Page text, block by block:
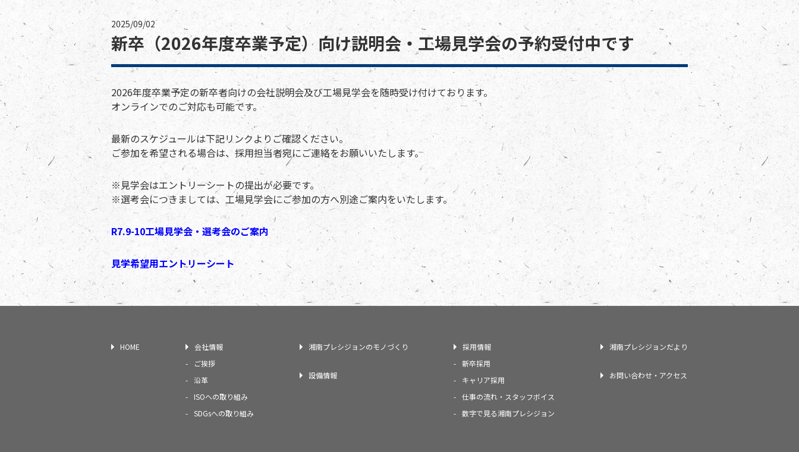
2025/09/02
新卒（2026年度卒業予定）向け説明会・工場見学会の予約受付中です
2026年度卒業予定の新卒者向けの会社説明会及び工場見学会を随時受け付けております。
オンラインでのご対応も可能です。
最新のスケジュールは下記リンクよりご確認ください。
ご参加を希望される場合は、採用担当者宛にご連絡をお願いいたします。
※見学会はエントリーシートの提出が必要です。
※選考会につきましては、工場見学会にご参加の方へ別途ご案内をいたします。
R7.9-10工場見学会・選考会のご案内
見学希望用エントリーシート
HOME
会社情報
ご挨拶
沿革
ISOへの取り組み
SDGsへの取り組み
湘南プレシジョンのモノづくり
設備情報
採用情報
新卒採用
キャリア採用
仕事の流れ・スタッフボイス
数字で見る湘南プレシジョン
湘南プレシジョンだより
お問い合わせ・アクセス